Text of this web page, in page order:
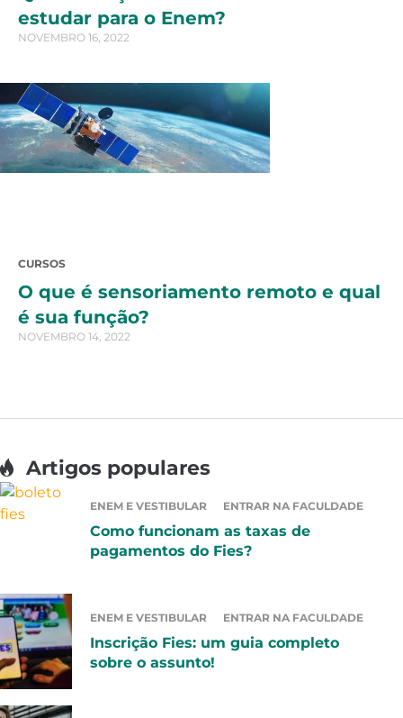
estudar para o Enem?
NOVEMBRO 16, 2022
CURSOS
O que é sensoriamento remoto e qual
é sua função?
NOVEMBRO 14, 2022
Artigos populares
ENEM E VESTIBULAR ENTRAR NA FACULDADE
Como funcionam as taxas de
pagamentos do Fies?
ENEM E VESTIBULAR ENTRAR NA FACULDADE
Inscrição Fies: um guia completo
sobre o assunto!